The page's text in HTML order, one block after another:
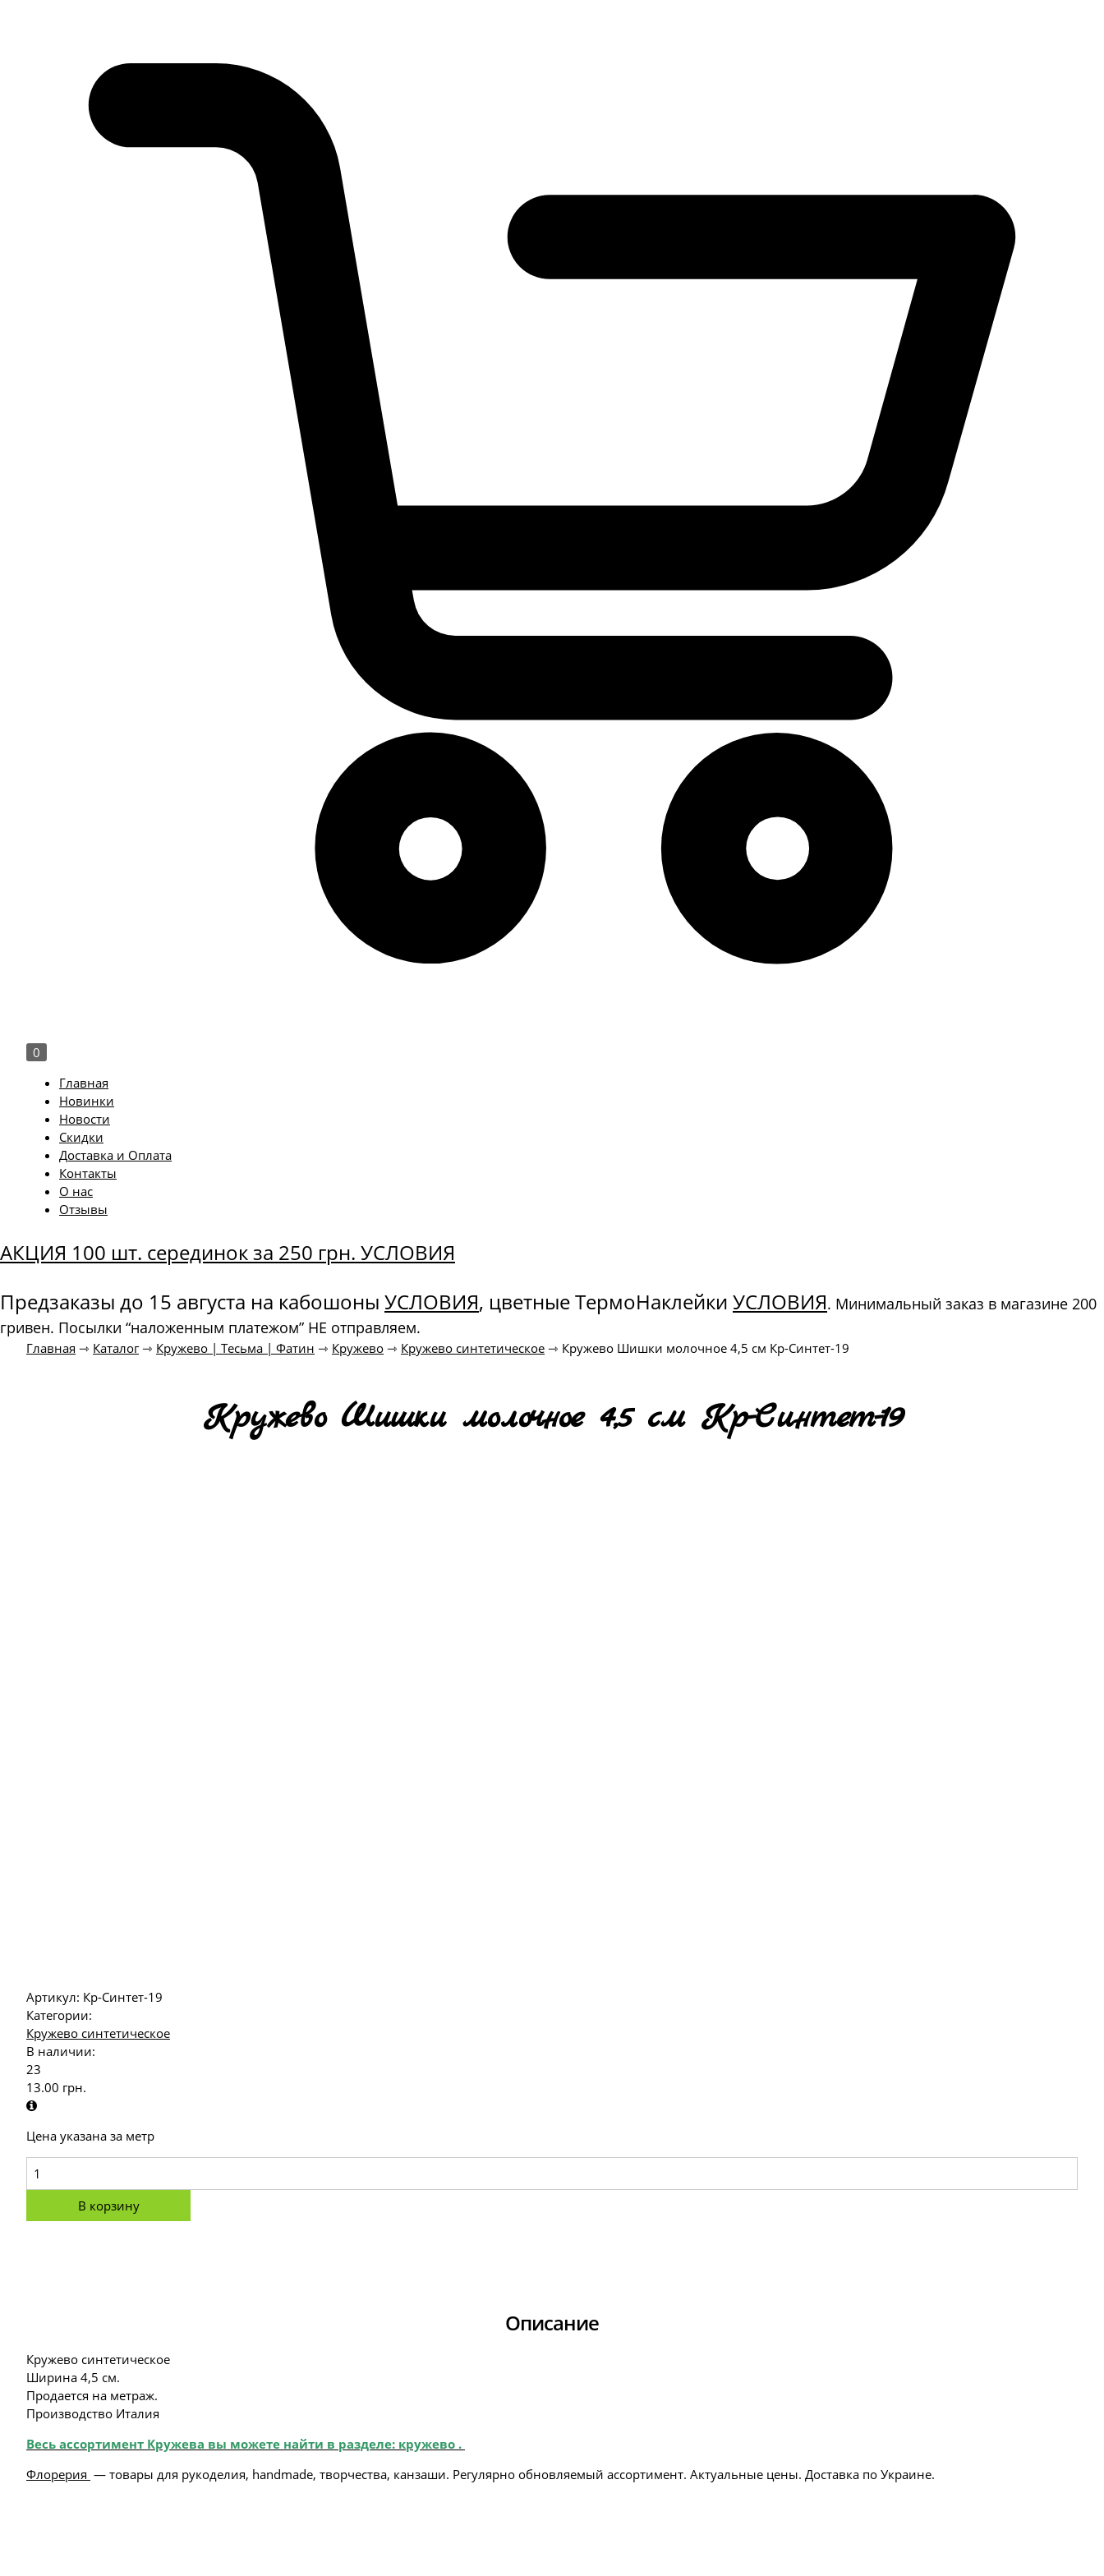
0
Главная
Новинки
Новости
Скидки
Доставка и Оплата
Контакты
О нас
Отзывы
АКЦИЯ 100 шт. серединок за 250 грн. УСЛОВИЯ
Предзаказы до 15 августа на кабошоны УСЛОВИЯ, цветные ТермоНаклейки УСЛОВИЯ. Минимальный заказ в магазине 200
гривен. Посылки “наложенным платежом” НЕ отправляем.
Главная ⇾ Каталог⇾ Кружево | Тесьма | Фатин ⇾ Кружево ⇾ Кружево синтетическое ⇾ Кружево Шишки молочное 4,5 см Кр-Синтет-19
Кружево Шишки молочное 4,5 см Кр-Синтет-19
Артикул: Кр-Синтет-19
Категории:
Кружево синтетическое
В наличии:
23
13.00 грн.
Цена указана за метр
В корзину
Описание
Кружево синтетическое
Ширина 4,5 см.
Продается на метраж.
Производство Италия
Весь ассортимент Кружева вы можете найти в разделе: кружево .
Флорерия — товары для рукоделия, handmade, творчества, канзаши. Регулярно обновляемый ассортимент. Актуальные цены. Доставка по Украине.